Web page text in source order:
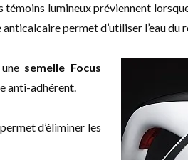
témoins lumineux préviennent
permet d’utiliser l’eau du
semelle Focus
anti-adhérent.
permet d’éliminer les